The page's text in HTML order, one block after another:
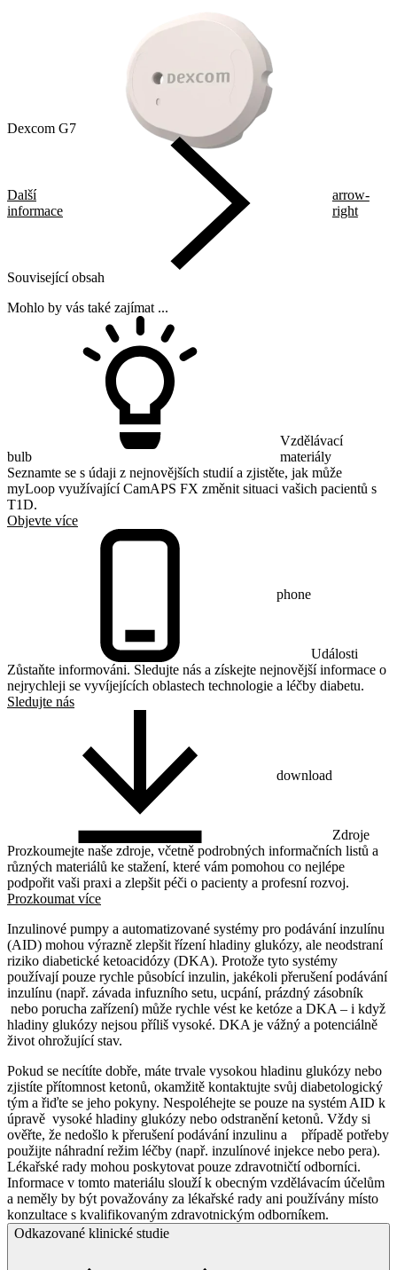
Dexcom G7
Další
informace
arrow-
right
Související obsah
Mohlo by vás také zajímat ...
bulb
Vzdělávací
materiály
Seznamte se s údaji z nejnovějších studií a zjistěte, jak může
myLoop využívající CamAPS FX změnit situaci vašich pacientů s
T1D.
Objevte více
phone
Události
Zůstaňte informováni. Sledujte nás a získejte nejnovější informace o
nejrychleji se vyvíjejících oblastech technologie a léčby diabetu.
Sledujte nás
download
Zdroje
Prozkoumejte naše zdroje, včetně podrobných informačních listů a
různých materiálů ke stažení, které vám pomohou co nejlépe
podpořit vaši praxi a zlepšit péči o pacienty a profesní rozvoj.
Prozkoumat více
Inzulinové pumpy a automatizované systémy pro podávání inzulínu
(AID) mohou výrazně zlepšit řízení hladiny glukózy, ale neodstraní
riziko diabetické ketoacidózy (DKA). Protože tyto systémy
používají pouze rychle působící inzulin, jakékoli přerušení podávání
inzulínu (např. závada infuzního setu, ucpání, prázdný zásobník
nebo porucha zařízení) může rychle vést ke ketóze a DKA – i když
hladiny glukózy nejsou příliš vysoké. DKA je vážný a potenciálně
život ohrožující stav.
Pokud se necítíte dobře, máte trvale vysokou hladinu glukózy nebo
zjistíte přítomnost ketonů, okamžitě kontaktujte svůj diabetologický
tým a řiďte se jeho pokyny. Nespoléhejte se pouze na systém AID k
úpravě vysoké hladiny glukózy nebo odstranění ketonů. Vždy si
ověřte, že nedošlo k přerušení podávání inzulinu a případě potřeby
použijte náhradní režim léčby (např. inzulínové injekce nebo pera).
Lékařské rady mohou poskytovat pouze zdravotničtí odborníci.
Informace v tomto materiálu slouží k obecným vzdělávacím účelům
a neměly by být považovány za lékařské rady ani používány místo
konzultace s kvalifikovaným zdravotnickým odborníkem.
Odkazované klinické studie